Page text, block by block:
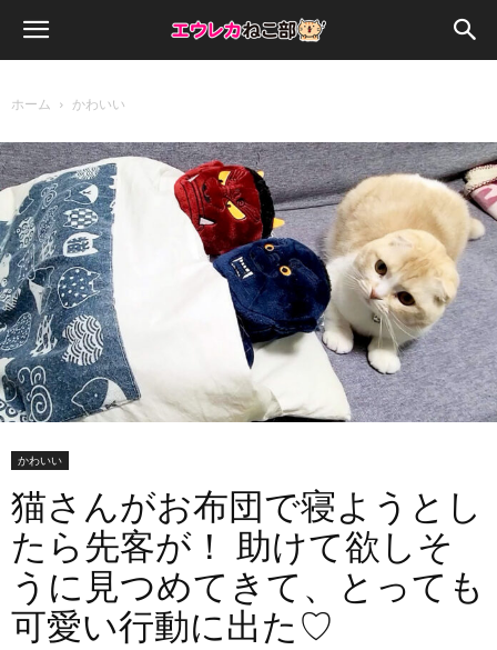
ホーム かわいい
かわいい
猫さんがお布団で寝ようとし
たら先客が！ 助けて欲しそ
うに見つめてきて、とっても
可愛い行動に出た♡